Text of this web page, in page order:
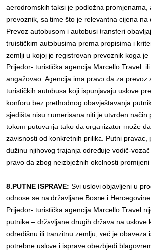
aerodromskih taksi je podložna promjenama,
prevoznik, sa time što je relevantna cijena na
Prevoz autobusom i autobusi transferi
truističkim autobusima prema propisima i
zemlji u kojoj je registrovan prevoznik koga je
Prijedor- turistička agencija Marcello Travel.
angažovao. Agencija ima pravo da za prevoz
turističkih autobusa koji ispunjavaju uslove
konforu bez prethodnog obavještavanja
sjedišta nisu numerisana niti je utvrđen način
tokom putovanja tako da organizator može
zavisnosti od konkretnih prilika. Putni pravac,
dužinu njihovog trajanja određuje vodič-
pravo da zbog neizbježnih okolnosti promijeni
8.PUTNE ISPRAVE:Svi uslovi objavljeni u
odnose se na državljane Bosne i
Prijedor- turistička agencija Marcello Travel
putnike – državljane drugih država na uslove
odredišnu ili tranzitnu zemlju, već je obaveza
potrebne uslove i isprave obezbjedi